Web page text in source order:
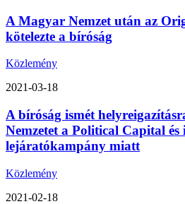
A Magyar Nemzet után az
kötelezte a bíróság
Közlemény
2021-03-18
A bíróság ismét
Nemzetet a Political Capital és
lejáratókampány miatt
Közlemény
2021-02-18